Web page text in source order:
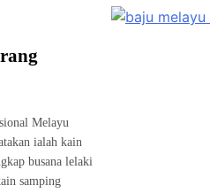
Melayu
ialah kain
busana lelaki
samping